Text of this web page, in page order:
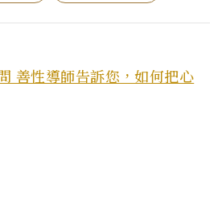
善性導師告訴您，如何把心